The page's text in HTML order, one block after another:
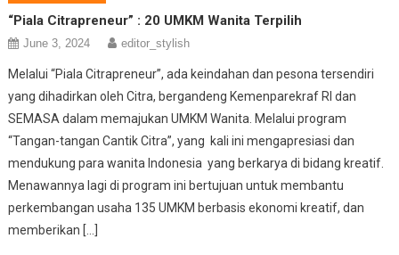
“Piala Citrapreneur” : 20 UMKM Wanita Terpilih
June 3, 2024 editor_stylish
Melalui “Piala Citrapreneur”, ada keindahan dan pesona tersendiri
yang dihadirkan oleh Citra, bergandeng Kemenparekraf RI dan
SEMASA dalam memajukan UMKM Wanita. Melalui program
“Tangan-tangan Cantik Citra”, yang kali ini mengapresiasi dan
mendukung para wanita Indonesia yang berkarya di bidang kreatif.
Menawannya lagi di program ini bertujuan untuk membantu
perkembangan usaha 135 UMKM berbasis ekonomi kreatif, dan
memberikan […]